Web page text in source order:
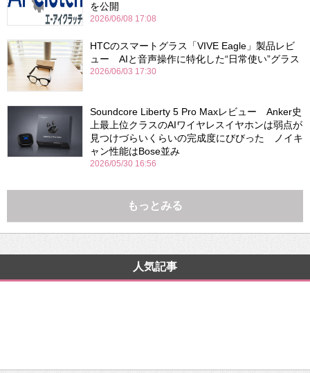
を公開
2026/06/08 17:08
HTCのスマートグラス「VIVE Eagle」製品レビ
ュー AIと音声操作に特化した“日常使い”グラス
2026/06/03 17:30
Soundcore Liberty 5 Pro Maxレビュー Anker史
上最上位クラスのAIワイヤレスイヤホンは弱点が
見つけづらいくらいの完成度にびびった ノイキ
ャン性能はBose並み
2026/05/30 16:56
もっとみる
人気記事